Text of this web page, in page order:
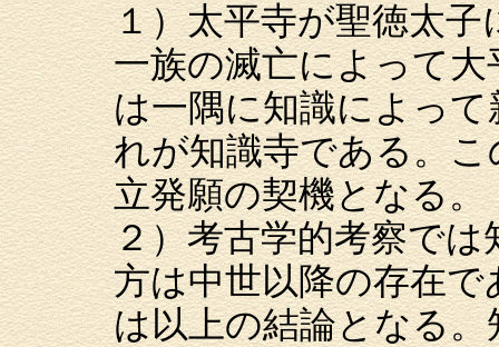
１）太平寺が聖徳太
一族の滅亡によって
は一隅に知識によっ
れが知識寺である。
立発願の契機となる。
２）考古学的考察で
方は中世以降の存在
は以上の結論となる